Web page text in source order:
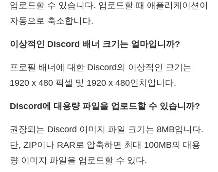
업로드할 수 있습니다. 업로드할 때 애플리케이션이
자동으로 축소합니다.
이상적인 Discord 배너 크기는 얼마입니까?
프로필 배너에 대한 Discord의 이상적인 크기는
1920 x 480 픽셀 및 1920 x 480인치입니다.
Discord에 대용량 파일을 업로드할 수 있습니까?
권장되는 Discord 이미지 파일 크기는 8MB입니다.
단, ZIP이나 RAR로 압축하면 최대 100MB의 대용
량 이미지 파일을 업로드할 수 있다.